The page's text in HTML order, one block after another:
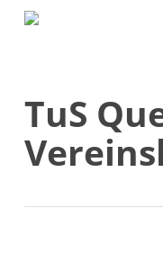
Skip
TuS